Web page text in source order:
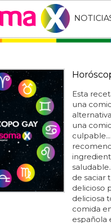
Esta
una
una
de saciar
delicioso
deliciosa
comida
española